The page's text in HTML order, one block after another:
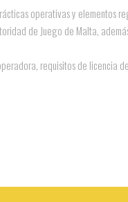
operativas y elementos
de Juego de Malta,
requisitos de